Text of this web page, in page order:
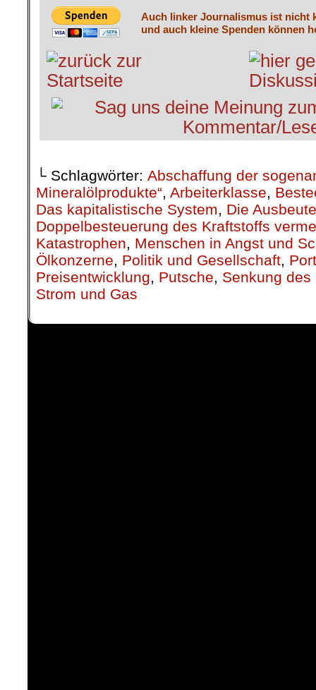
Auch linker Journalismus ist nicht
und auch kleine Spenden können
└ Schlagwörter: Abschaffung der
Mineralölprodukte“, Arbeiterklasse,
Das kapitalistische System, Die
Doppelbesteuerung des Kraftstoffs
Katastrophen, Menschen in Angst und
Ölkonzerne, Politik und Gesellschaft,
Preisentwicklung, Putsche, Senkung
Strom und Gas